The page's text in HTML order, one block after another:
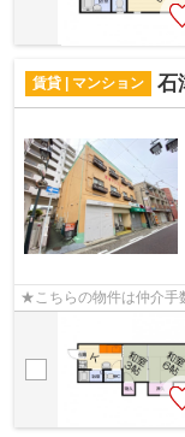
賃貸 | マンション 石
★こちらの物件は仲介